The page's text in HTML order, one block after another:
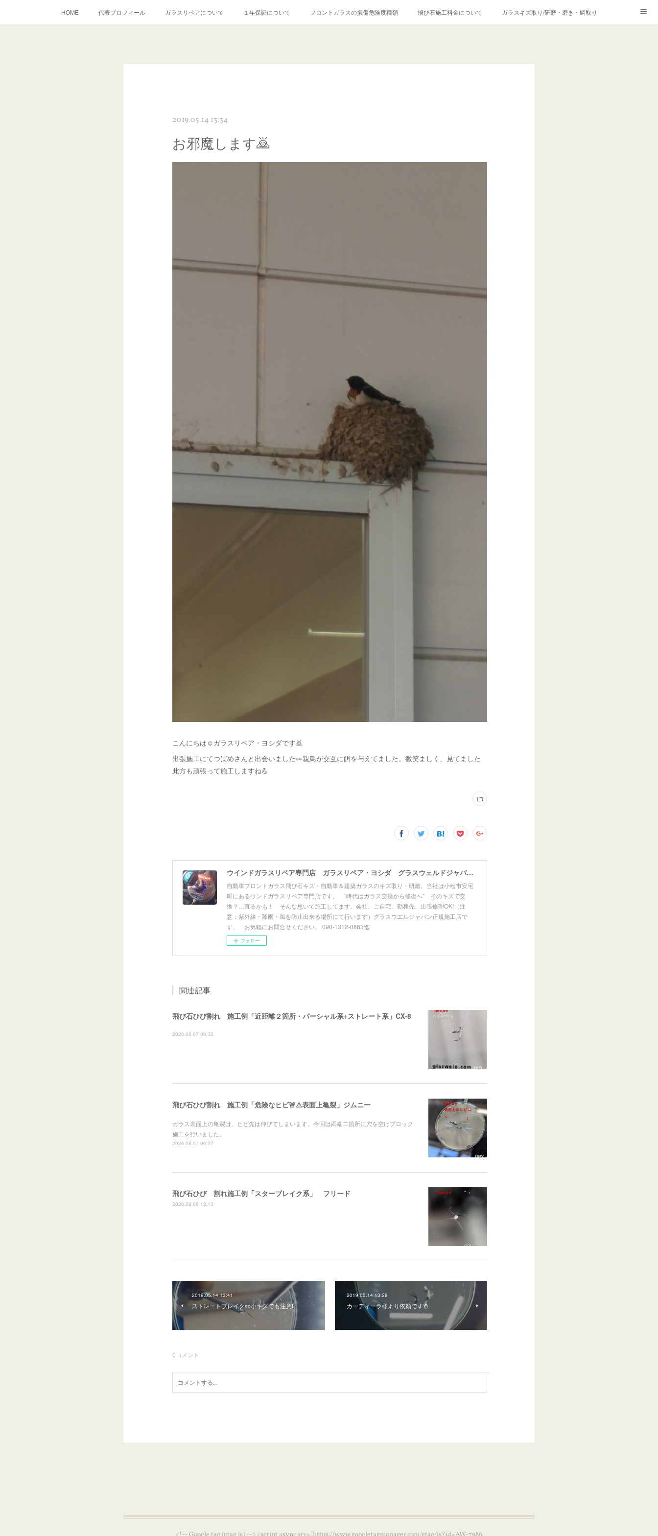
HOME 代表プロフィール ガラスリペアについて １年保証について フロントガラスの損傷危険度種類 飛び石施工料金について ガラスキズ取り/研磨・磨き・鱗取り
2019.05.14 13:34
お邪魔します🙇
こんにちは☺ガラスリペア・ヨシダです🙇
出張施工にてつばめさんと出会いました👀親鳥が交互に餌を与えてました。微笑ましく、見てました
此方も頑張って施工しますね💪
ウインドガラスリペア専門店 ガラスリペア・ヨシダ グラスウェルドジャパン 正規施工店 小松市
自動車フロントガラス飛び石キズ・自動車＆建築ガラスのキズ取り・研磨。当社は小松市安宅
町にあるウンドガラスリペア専門店です。 ”時代はガラス交換から修復へ” そのキズで交
換？…直るかも！ そんな思いで施工してます。会社、ご自宅、勤務先、出張修理OK!（注
意：紫外線・降雨・風を防止出来る場所にて行います）グラスウエルジャパン正規施工店で
す。 お気軽にお問合せください。 090-1312-0863迄
フォロー
関連記事
飛び石ひび割れ 施工例「近距離２箇所・パーシャル系+ストレート系」CX-8
2026.08.07 06:32
飛び石ひび割れ 施工例「危険なヒビ🚨⚠️表面上亀裂」ジムニー
ガラス表面上の亀裂は、ヒビ先は伸びてしまいます。今回は両端二箇所に穴を空けブロック
施工を行いました。
2026.08.07 06:27
飛び石ひび 割れ施工例「スターブレイク系」 フリード
2026.08.06 12:13
2019.05.14 13:41
ストレートブレイク👀小キズでも注意❗
2019.05.14 13:28
カーディーラ様より依頼です👮
0コメント